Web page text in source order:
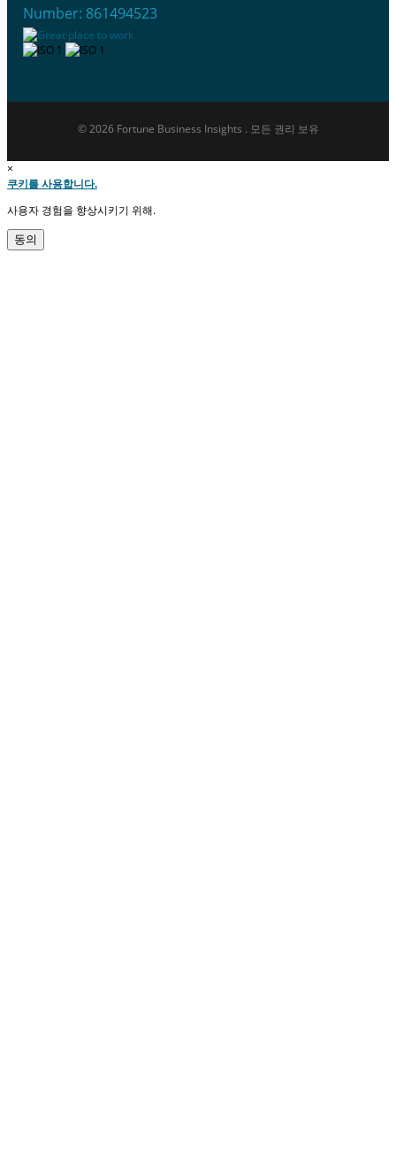
Number: 861494523
© 2026 Fortune Business Insights . 모든 권리 보유
×
쿠키를 사용합니다.
사용자 경험을 향상시키기 위해.
동의